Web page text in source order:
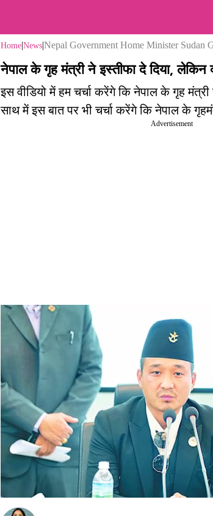
Home|News|Nepal Government Home Minister Sudan
नेपाल के गृह मंत्री ने इस्तीफा दे दिया, लेकिन
इस वीडियो में हम चर्चा करेंगे कि नेपाल के गृह मंत्री
साथ में इस बात पर भी चर्चा करेंगे कि नेपाल के
Advertisement